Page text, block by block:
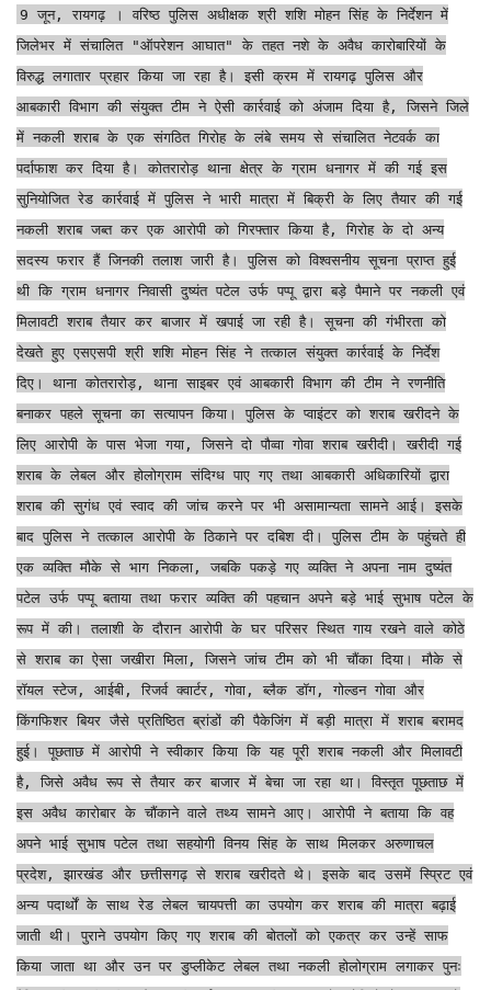
9 जून, रायगढ़ । वरिष्ठ पुलिस अधीक्षक श्री शशि मोहन सिंह के निर्देशन में
जिलेभर में संचालित "ऑपरेशन आघात" के तहत नशे के अवैध कारोबारियों के
विरुद्ध लगातार प्रहार किया जा रहा है। इसी क्रम में रायगढ़ पुलिस और
आबकारी विभाग की संयुक्त टीम ने ऐसी कार्रवाई को अंजाम दिया है, जिसने जिले
में नकली शराब के एक संगठित गिरोह के लंबे समय से संचालित नेटवर्क का
पर्दाफाश कर दिया है। कोतरारोड़ थाना क्षेत्र के ग्राम धनागर में की गई इस
सुनियोजित रेड कार्रवाई में पुलिस ने भारी मात्रा में बिक्री के लिए तैयार की गई
नकली शराब जब्त कर एक आरोपी को गिरफ्तार किया है, गिरोह के दो अन्य
सदस्य फरार हैं जिनकी तलाश जारी है। पुलिस को विश्वसनीय सूचना प्राप्त हुई
थी कि ग्राम धनागर निवासी दुष्यंत पटेल उर्फ पप्पू द्वारा बड़े पैमाने पर नकली एवं
मिलावटी शराब तैयार कर बाजार में खपाई जा रही है। सूचना की गंभीरता को
देखते हुए एसएसपी श्री शशि मोहन सिंह ने तत्काल संयुक्त कार्रवाई के निर्देश
दिए। थाना कोतरारोड़, थाना साइबर एवं आबकारी विभाग की टीम ने रणनीति
बनाकर पहले सूचना का सत्यापन किया। पुलिस के प्वाइंटर को शराब खरीदने के
लिए आरोपी के पास भेजा गया, जिसने दो पौव्वा गोवा शराब खरीदी। खरीदी गई
शराब के लेबल और होलोग्राम संदिग्ध पाए गए तथा आबकारी अधिकारियों द्वारा
शराब की सुगंध एवं स्वाद की जांच करने पर भी असामान्यता सामने आई। इसके
बाद पुलिस ने तत्काल आरोपी के ठिकाने पर दबिश दी। पुलिस टीम के पहुंचते ही
एक व्यक्ति मौके से भाग निकला, जबकि पकड़े गए व्यक्ति ने अपना नाम दुष्यंत
पटेल उर्फ पप्पू बताया तथा फरार व्यक्ति की पहचान अपने बड़े भाई सुभाष पटेल के
रूप में की। तलाशी के दौरान आरोपी के घर परिसर स्थित गाय रखने वाले कोठे
से शराब का ऐसा जखीरा मिला, जिसने जांच टीम को भी चौंका दिया। मौके से
रॉयल स्टेज, आईबी, रिजर्व क्वार्टर, गोवा, ब्लैक डॉग, गोल्डन गोवा और
किंगफिशर बियर जैसे प्रतिष्ठित ब्रांडों की पैकेजिंग में बड़ी मात्रा में शराब बरामद
हुई। पूछताछ में आरोपी ने स्वीकार किया कि यह पूरी शराब नकली और मिलावटी
है, जिसे अवैध रूप से तैयार कर बाजार में बेचा जा रहा था। विस्तृत पूछताछ में
इस अवैध कारोबार के चौंकाने वाले तथ्य सामने आए। आरोपी ने बताया कि वह
अपने भाई सुभाष पटेल तथा सहयोगी विनय सिंह के साथ मिलकर अरुणाचल
प्रदेश, झारखंड और छत्तीसगढ़ से शराब खरीदते थे। इसके बाद उसमें स्प्रिट एवं
अन्य पदार्थों के साथ रेड लेबल चायपत्ती का उपयोग कर शराब की मात्रा बढ़ाई
जाती थी। पुराने उपयोग किए गए शराब की बोतलों को एकत्र कर उन्हें साफ
किया जाता था और उन पर डुप्लीकेट लेबल तथा नकली होलोग्राम लगाकर पुनः